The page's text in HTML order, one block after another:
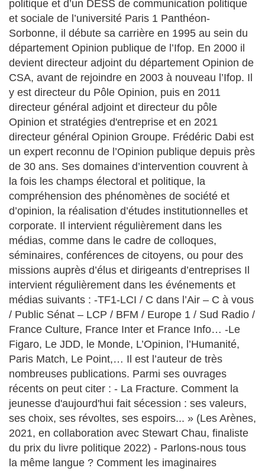
politique et d’un DESS de communication politique
et sociale de l’université Paris 1 Panthéon-
Sorbonne, il débute sa carrière en 1995 au sein du
département Opinion publique de l’Ifop. En 2000 il
devient directeur adjoint du département Opinion de
CSA, avant de rejoindre en 2003 à nouveau l’Ifop. Il
y est directeur du Pôle Opinion, puis en 2011
directeur général adjoint et directeur du pôle
Opinion et stratégies d'entreprise et en 2021
directeur général Opinion Groupe. Frédéric Dabi est
un expert reconnu de l’Opinion publique depuis près
de 30 ans. Ses domaines d’intervention couvrent à
la fois les champs électoral et politique, la
compréhension des phénomènes de société et
d’opinion, la réalisation d’études institutionnelles et
corporate. Il intervient régulièrement dans les
médias, comme dans le cadre de colloques,
séminaires, conférences de citoyens, ou pour des
missions auprès d’élus et dirigeants d’entreprises Il
intervient régulièrement dans les événements et
médias suivants : -TF1-LCI / C dans l’Air – C à vous
/ Public Sénat – LCP / BFM / Europe 1 / Sud Radio /
France Culture, France Inter et France Info… -Le
Figaro, Le JDD, le Monde, L’Opinion, l’Humanité,
Paris Match, Le Point,… Il est l’auteur de très
nombreuses publications. Parmi ses ouvrages
récents on peut citer : - La Fracture. Comment la
jeunesse d'aujourd'hui fait sécession : ses valeurs,
ses choix, ses révoltes, ses espoirs... » (Les Arènes,
2021, en collaboration avec Stewart Chau, finaliste
du prix du livre politique 2022) - Parlons-nous tous
la même langue ? Comment les imaginaires